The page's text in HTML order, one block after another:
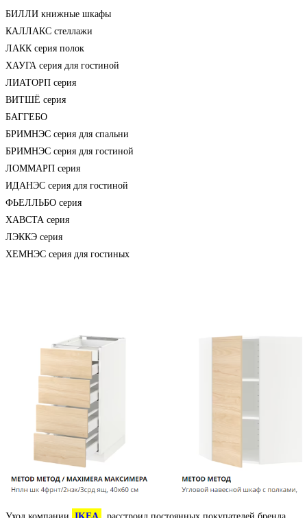
БИЛЛИ книжные шкафы
КАЛЛАКС стеллажи
ЛАКК серия полок
ХАУГА серия для гостиной
ЛИАТОРП серия
ВИТШЁ серия
БАГГЕБО
БРИМНЭС серия для спальни
БРИМНЭС серия для гостиной
ЛОММАРП серия
ИДАНЭС серия для гостиной
ФЬЕЛЛЬБО серия
ХАВСТА серия
ЛЭККЭ серия
ХЕМНЭС серия для гостиных